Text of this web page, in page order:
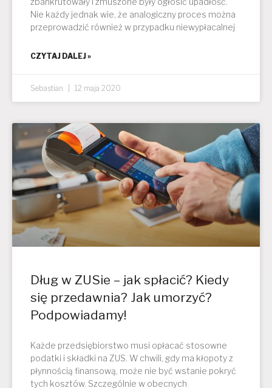
Nie każdy jednak wie, że analogiczny proces można
przeprowadzić również w przypadku niewypłacalnej
CZYTAJ DALEJ »
Sebastian 12 maja 2020
Dług w ZUSie – jak spłacić? Kiedy
się przedawnia? Jak umorzyć?
Podpowiadamy!
Każde przedsiębiorstwo musi opłacać stosowne
podatki i składki na ZUS. W chwili, gdy ma kłopoty z
płynnością finansową, może nie być wstanie pokryć
tych kosztów. Szczególnie w obecnych